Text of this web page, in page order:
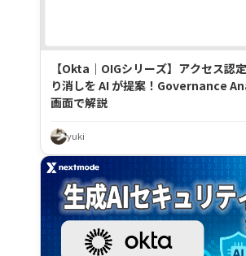
【Okta｜OIGシリーズ】アクセス認
り消しを AI が提案！Governance
画面で解説
yuki